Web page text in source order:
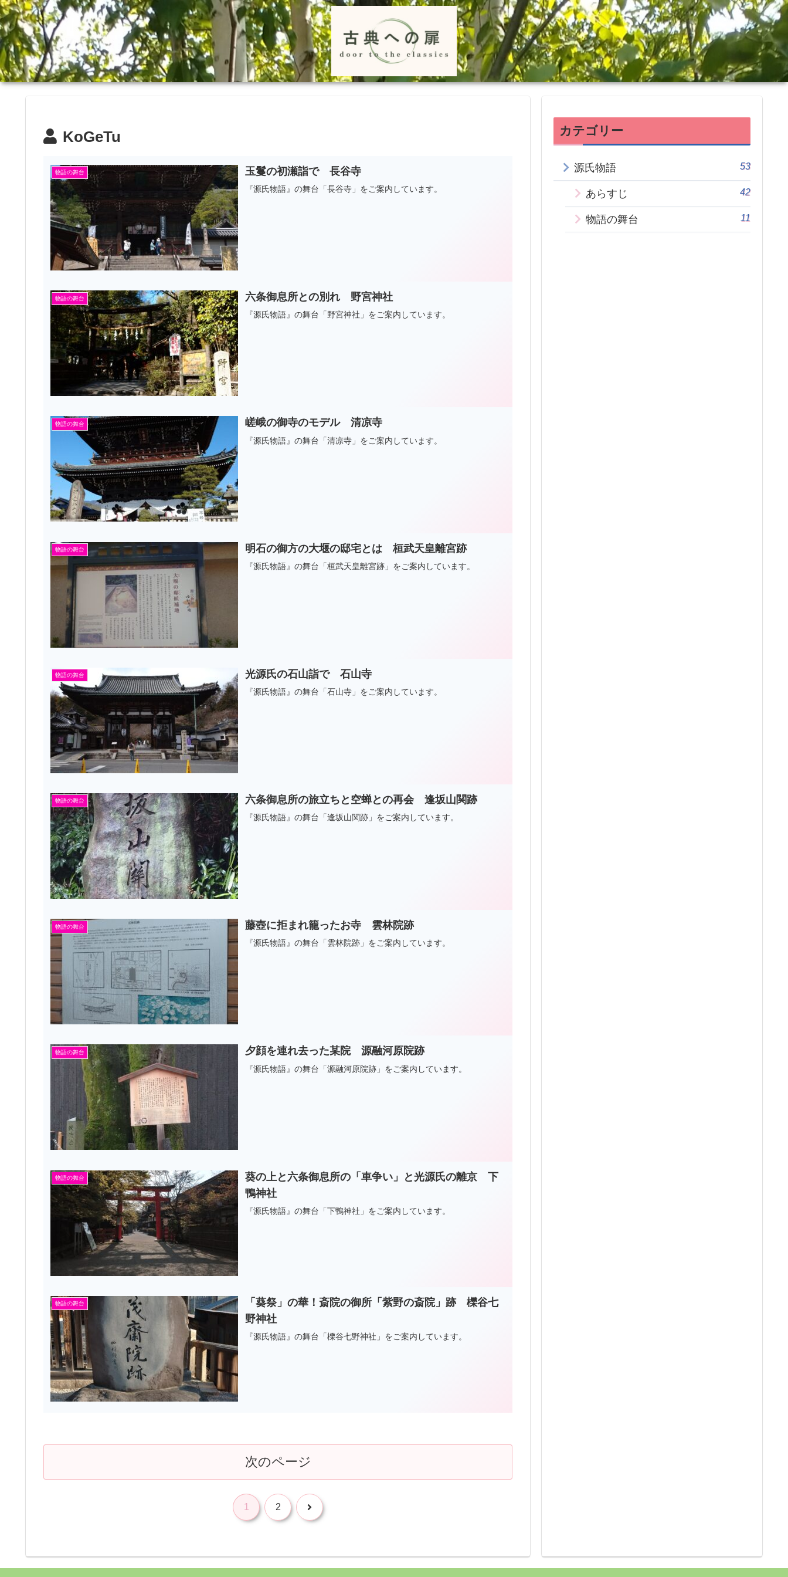
KoGeTu
物語の舞台 玉鬘の初瀬詣で 長谷寺
『源氏物語』の舞台「長谷寺」をご案内しています。
物語の舞台 六条御息所との別れ 野宮神社
『源氏物語』の舞台「野宮神社」をご案内しています。
物語の舞台 嵯峨の御寺のモデル 清凉寺
『源氏物語』の舞台「清凉寺」をご案内しています。
物語の舞台 明石の御方の大堰の邸宅とは 桓武天皇離宮跡
『源氏物語』の舞台「桓武天皇離宮跡」をご案内しています。
物語の舞台 光源氏の石山詣で 石山寺
『源氏物語』の舞台「石山寺」をご案内しています。
物語の舞台 六条御息所の旅立ちと空蝉との再会 逢坂山関跡
『源氏物語』の舞台「逢坂山関跡」をご案内しています。
物語の舞台 藤壺に拒まれ籠ったお寺 雲林院跡
『源氏物語』の舞台「雲林院跡」をご案内しています。
物語の舞台 夕顔を連れ去った某院 源融河原院跡
『源氏物語』の舞台「源融河原院跡」をご案内しています。
物語の舞台
葵の上と六条御息所の「車争い」と光源氏の離京 下
鴨神社
『源氏物語』の舞台「下鴨神社」をご案内しています。
物語の舞台
「葵祭」の華！斎院の御所「紫野の斎院」跡 櫟谷七
野神社
『源氏物語』の舞台「櫟谷七野神社」をご案内しています。
次のページ
1 2 次
カテゴリー
源氏物語 53
あらすじ 42
物語の舞台 11